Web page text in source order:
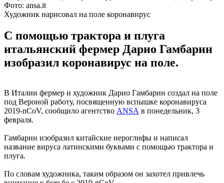
Фото: ansa.it
Художник нарисовал на поле коронавирус
С помощью трактора и плуга
итальянский фермер Дарио Гамбарин
изобразил коронавирус на поле.
В Италии фермер и художник Дарио Гамбарин создал на поле
под Вероной работу, посвященную вспышке коронавируса
2019-nCoV, сообщило агентство ANSA в понедельник, 3
февраля.
Гамбарин изобразил китайские иероглифы и написал
название вируса латинскими буквами с помощью трактора и
плуга.
По словам художника, таким образом он захотел привлечь